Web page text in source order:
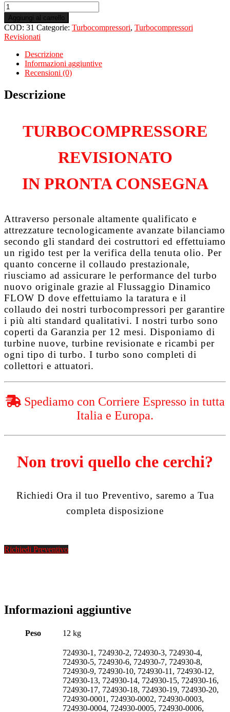
Turbo
Revisionato
per
SEAT
Altea
BMM
quantità
Aggiungi al carrello
COD: 31 Categorie: Turbocompressori, Turbocompressori
Revisionati
Descrizione
Informazioni aggiuntive
Recensioni (0)
Descrizione
TURBOCOMPRESSORE
REVISIONATO
IN PRONTA CONSEGNA
Attraverso personale altamente qualificato e
attrezzature tecnologicamente avanzate bilanciamo
secondo gli standard dei costruttori ed effettuiamo
un rigido test per la verifica della tenuta olio. Per
quanto concerne il collaudo prestazionale,
riusciamo ad assicurare le performance del turbo
nuovo originale grazie al Flussaggio Dinamico
FLOW D dove effettuiamo la taratura e il
collaudo dei nostri turbocompressori per garantire
i più alti standard qualitativi. I nostri turbo sono
coperti da Garanzia per 12 mesi. Disponiamo di
turbine nuove, turbine revisionate e ricambi per
ogni tipo di turbo. I turbo sono completi di
collettori e attuatori.
Spediamo con Corriere Espresso in tutta
Italia e Europa.
Non trovi quello che cerchi?
Richiedi Ora il tuo Preventivo, saremo a Tua
completa disposizione
Richiedi Preventivo
Informazioni aggiuntive
Peso 12 kg
724930-1, 724930-2, 724930-3, 724930-4,
724930-5, 724930-6, 724930-7, 724930-8,
724930-9, 724930-10, 724930-11, 724930-12,
724930-13, 724930-14, 724930-15, 724930-16,
724930-17, 724930-18, 724930-19, 724930-20,
724930-0001, 724930-0002, 724930-0003,
724930-0004, 724930-0005, 724930-0006,